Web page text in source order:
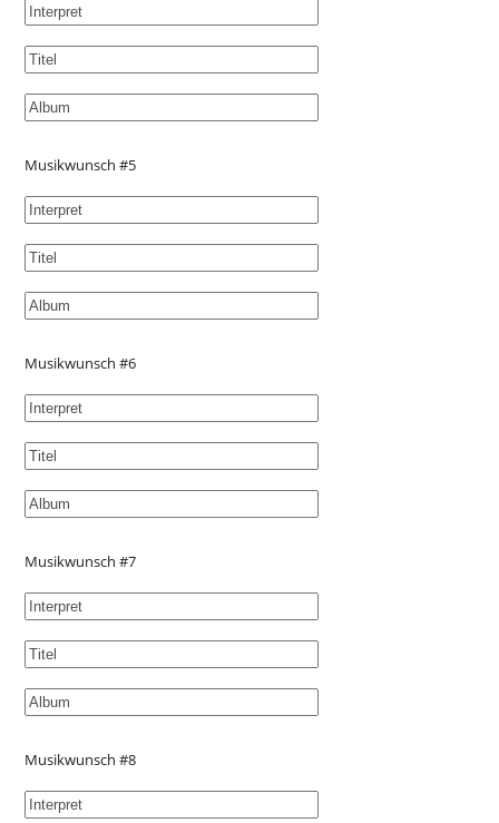
Musikwunsch #5
Musikwunsch #6
Musikwunsch #7
Musikwunsch #8